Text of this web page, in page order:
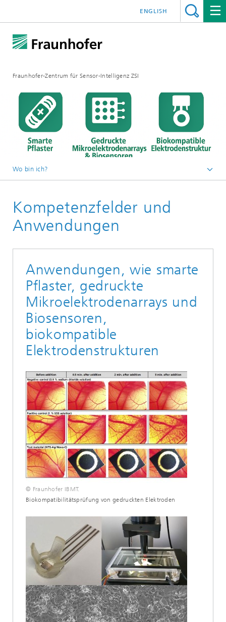
Fraunhofer-Zentrum für Sensor-Intelligenz ZSI
ENGLISH
Wo bin ich?
Pilotlinien
Pilotlinie für innovative Drucktechnologien
Kompetenzfelder und
Anwendungen
Anwendungen, wie smarte
Pflaster, gedruckte
Mikroelektrodenarrays und
Biosensoren,
biokompatible
Elektrodenstrukturen
© Fraunhofer IBMT.
Biokompatibilitätsprüfung von gedruckten Elektroden